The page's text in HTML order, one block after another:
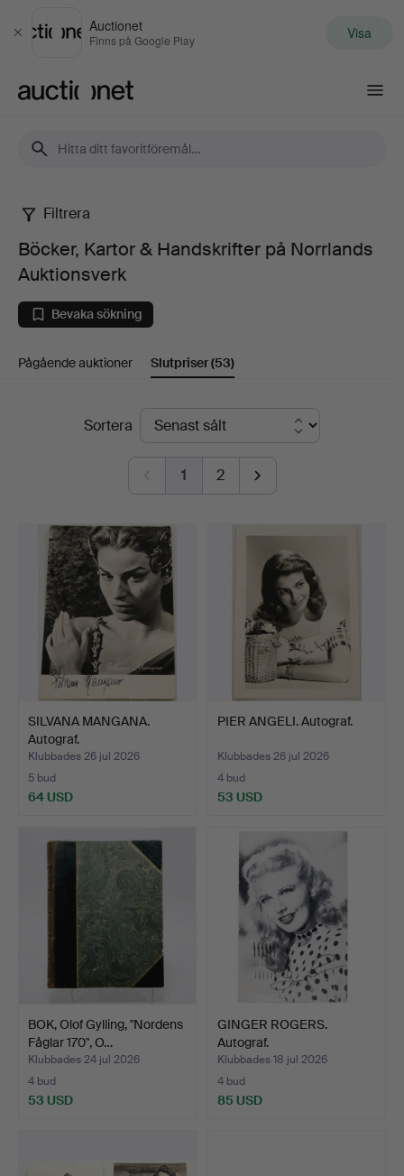
Stäng
Auctionet
Finns på Google Play Visa
Böcker,
Kartor
&
Handskrifter
Norrlands
Auktionsverk
Filtrera
Böcker, Kartor & Handskrifter på Norrlands
Auktionsverk
Bevaka sökning
Pågående auktioner Slutpriser(53)
SlutpriserSortera
1 2
SILVANA MANGANA.
Autograf.
Klubbades 26 jul 2026
5 bud
64 USD
PIER ANGELI. Autograf.
Klubbades 26 jul 2026
4 bud
53 USD
BOK, Olof Gylling, "Nordens
Fåglar 170", O…
Klubbades 24 jul 2026
4 bud
53 USD
GINGER ROGERS.
Autograf.
Klubbades 18 jul 2026
4 bud
85 USD